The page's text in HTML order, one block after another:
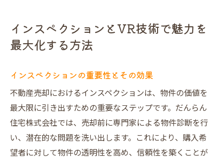
インスペクションとVR技術で魅力を
最大化する方法
インスペクションの重要性とその効果
不動産売却におけるインスペクションは、物件の価値を
最大限に引き出すための重要なステップです。だんらん
住宅株式会社では、売却前に専門家による物件診断を行
い、潜在的な問題を洗い出します。これにより、購入希
望者に対して物件の透明性を高め、信頼性を築くことが